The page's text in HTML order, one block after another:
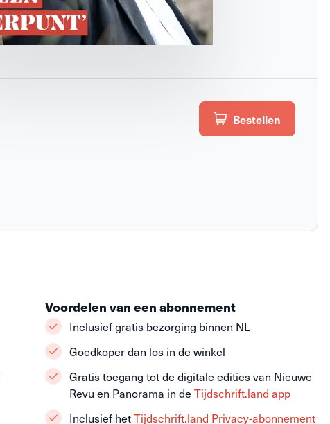
Bestellen
Voordelen van een abonnement
Inclusief gratis bezorging binnen NL
Goedkoper dan los in de winkel
Gratis toegang tot de digitale edities van Nieuwe
Revu en Panorama in de Tijdschrift.land app
Inclusief hetTijdschrift.land Privacy-abonnement